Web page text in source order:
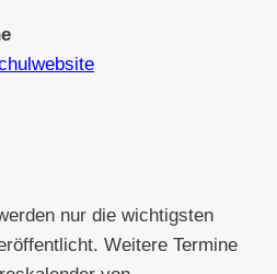
nur die wichtigsten
Weitere Termine